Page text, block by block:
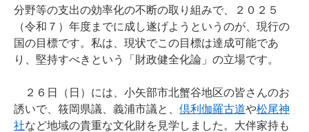
分野等の支出の効率化の不断の取り組みで、２０２５
（令和７）年度までに成し遂げようというのが、現行の
国の目標です。私は、現状でこの目標は達成可能であ
り、堅持すべきという「財政健全化論」の立場です。
２６日（日）には、小矢部市北蟹谷地区の皆さんのお
誘いで、筱岡県議、義浦市議と、 倶利伽羅古道や松尾神
社など地域の貴重な文化財を見学しました。大伴家持も